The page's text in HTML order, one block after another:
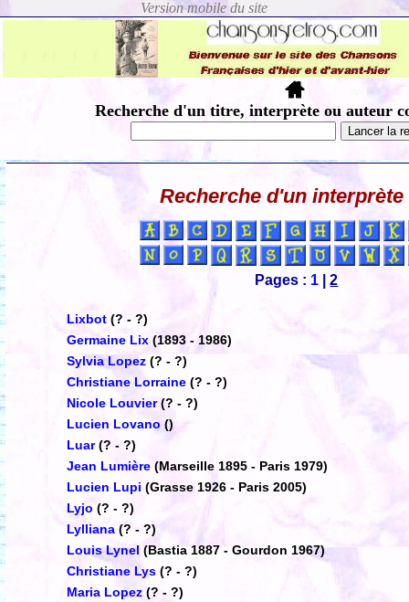
Recherche d'un titre, interprète ou auteur
Recherche d'un interprète
Pages : 1 |2
Lixbot (? - ?)
Germaine Lix (1893 - 1986)
Sylvia Lopez (? - ?)
Christiane Lorraine (? - ?)
Nicole Louvier (? - ?)
Lucien Lovano ()
Luar (? - ?)
Jean Lumière (Marseille 1895 - Paris 1979)
Lucien Lupi (Grasse 1926 - Paris 2005)
Lyjo (? - ?)
Lylliana (? - ?)
Louis Lynel (Bastia 1887 - Gourdon 1967)
Christiane Lys (? - ?)
Maria Lopez (? - ?)